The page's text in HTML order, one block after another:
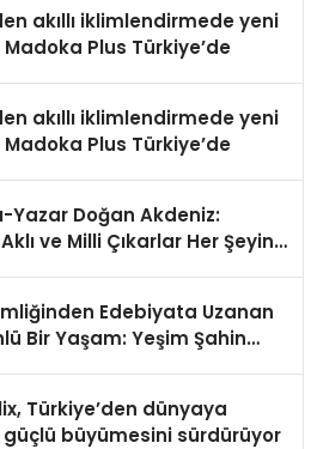
akıllı iklimlendirmede yeni
Plus Türkiye’de
akıllı iklimlendirmede yeni
Plus Türkiye’de
Yazar Doğan Akdeniz:
ve Milli Çıkarlar Her Şeyin
Edebiyata Uzanan
Bir Yaşam: Yeşim Şahin
Türkiye’den dünyaya
büyümesini sürdürüyor